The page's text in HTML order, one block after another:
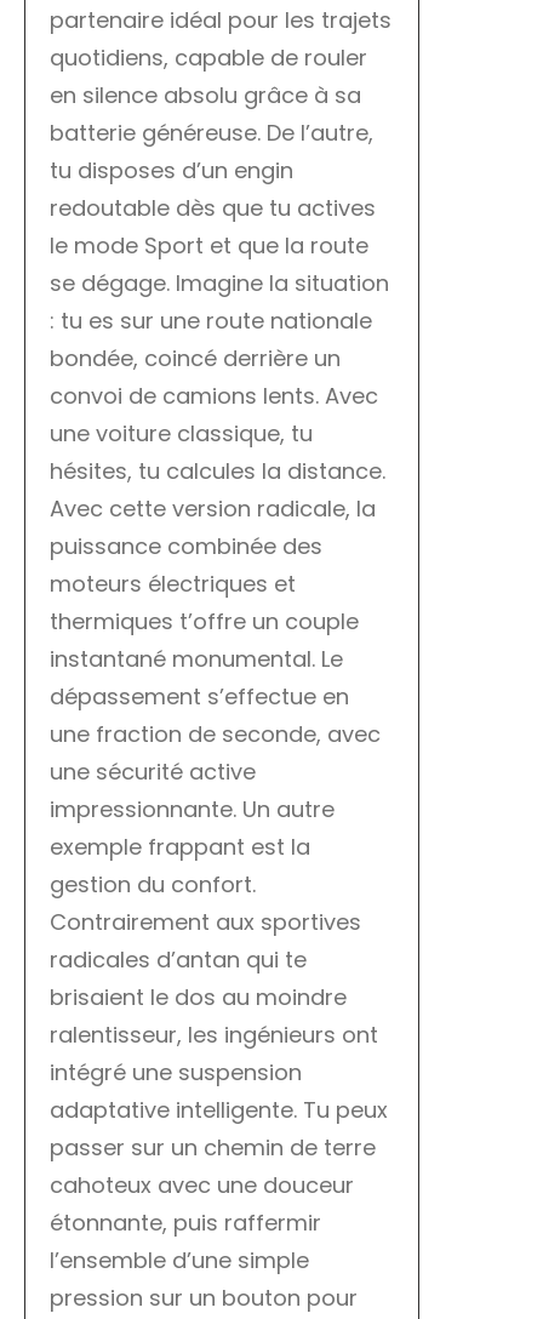
partenaire idéal pour les trajets
quotidiens, capable de rouler
en silence absolu grâce à sa
batterie généreuse. De l’autre,
tu disposes d’un engin
redoutable dès que tu actives
le mode Sport et que la route
se dégage. Imagine la situation
: tu es sur une route nationale
bondée, coincé derrière un
convoi de camions lents. Avec
une voiture classique, tu
hésites, tu calcules la distance.
Avec cette version radicale, la
puissance combinée des
moteurs électriques et
thermiques t’offre un couple
instantané monumental. Le
dépassement s’effectue en
une fraction de seconde, avec
une sécurité active
impressionnante. Un autre
exemple frappant est la
gestion du confort.
Contrairement aux sportives
radicales d’antan qui te
brisaient le dos au moindre
ralentisseur, les ingénieurs ont
intégré une suspension
adaptative intelligente. Tu peux
passer sur un chemin de terre
cahoteux avec une douceur
étonnante, puis raffermir
l’ensemble d’une simple
pression sur un bouton pour